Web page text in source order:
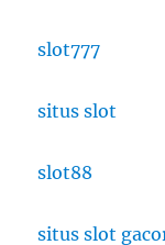
slot777
situs slot
slot88
situs slot